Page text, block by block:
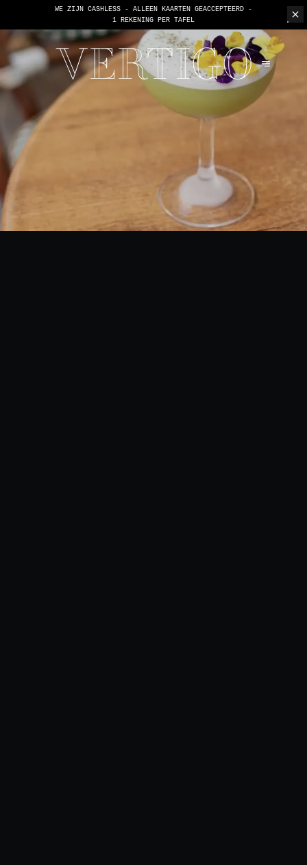
WE ZIJN CASHLESS - ALLEEN KAARTEN GEACCEPTEERD -
1 REKENING PER TAFEL